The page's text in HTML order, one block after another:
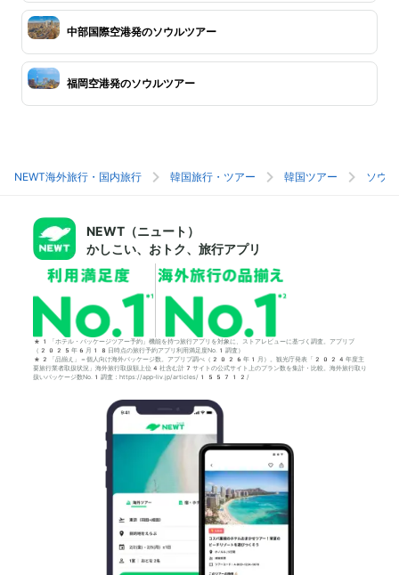
中部国際空港発のソウルツアー
福岡空港発のソウルツアー
NEWT海外旅行・国内旅行 韓国旅行・ツアー 韓国ツアー ソウ
NEWT（ニュート）
かしこい、おトク、旅行アプリ
*1「ホテル・パッケージツアー予約」機能を持つ旅行アプリを対象に、ストアレビューに基づく調査。アプリブ
（2025年6月18日時点の旅行予約アプリ利用満足度No.1調査）
*2「品揃え」＝個人向け海外パッケージ数。アプリブ調べ（2026年1月）。観光庁発表「2024年度主
要旅行業者取扱状況」海外旅行取扱額上位4社含む計7サイトの公式サイト上のプラン数を集計・比較。海外旅行取り
扱いパッケージ数No.1調査：https://app-liv.jp/articles/155712/